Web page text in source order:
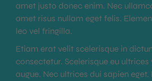
amet justo donec enim. Nec
amet risus nullam eget felis.
leo vel fringilla.
Etiam erat velit scelerisque in
consectetur. Scelerisque eu
augue. Nec ultrices dui sapien